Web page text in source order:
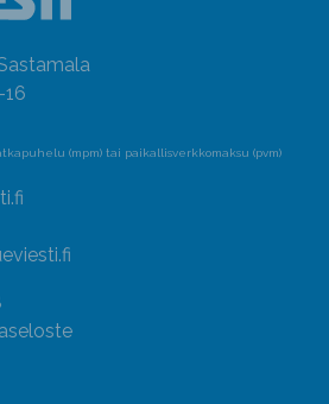
(mpm) tai paikallisverkkomaksu (pvm)